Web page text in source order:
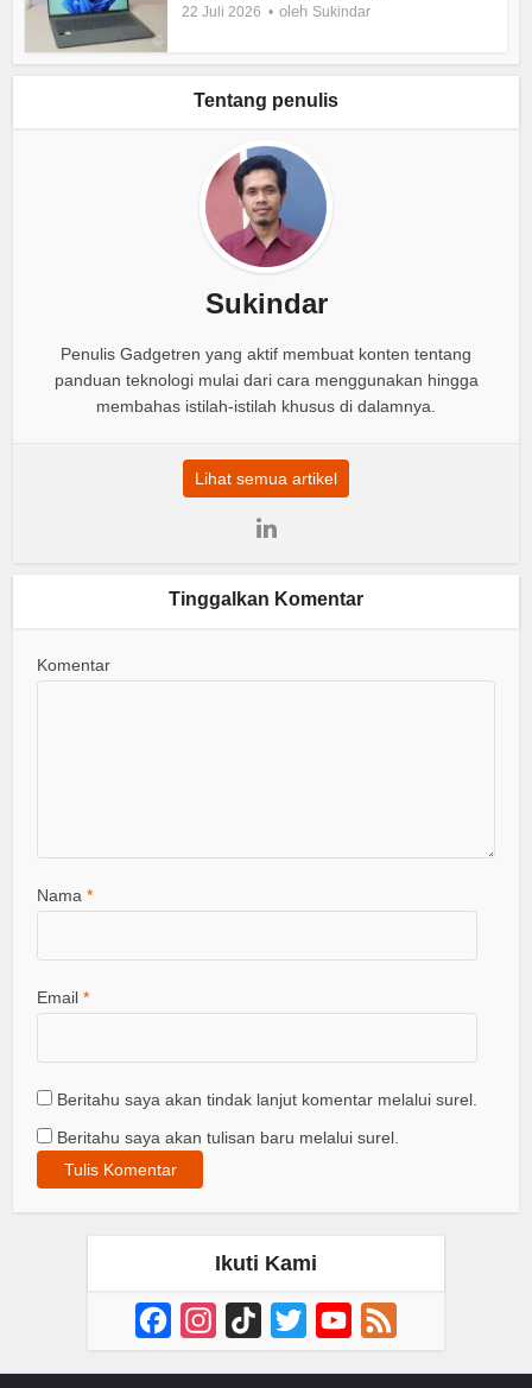
22 Juli 2026 oleh Sukindar
Tentang penulis
Sukindar
Penulis Gadgetren yang aktif membuat konten tentang
panduan teknologi mulai dari cara menggunakan hingga
membahas istilah-istilah khusus di dalamnya.
Lihat semua artikel
Tinggalkan Komentar
Komentar
Nama*
Email*
Beritahu saya akan tindak lanjut komentar melalui surel.
Beritahu saya akan tulisan baru melalui surel.
Ikuti Kami
FacebookInstagram
TikTok Twitter YouTube
Channel